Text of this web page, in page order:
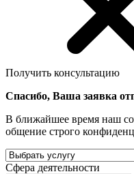
Получить консультацию
Спасибо, Ваша заявка
В ближайшее время наш
общение строго
Сфера деятельности